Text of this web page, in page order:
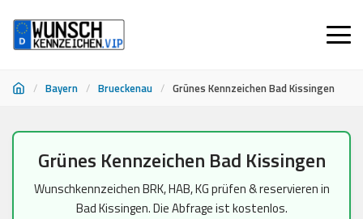
/ Bayern / Brueckenau / Grünes Kennzeichen Bad Kissingen
Inhalt
springen
Grünes Kennzeichen Bad Kissingen
Wunschkennzeichen BRK, HAB, KG prüfen & reservieren in
Bad Kissingen. Die Abfrage ist kostenlos.